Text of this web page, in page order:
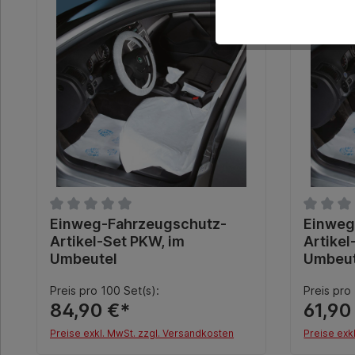
Durchschnittliche Bewertung von 0 von 5 Sternen
Einweg-Fahrzeugschutz-
Artikel-Set PKW, im
Umbeutel
Preis pro 100 Set(s):
84,90 €*
Preise exkl. MwSt. zzgl. Versandkosten
Preis pro
Preise